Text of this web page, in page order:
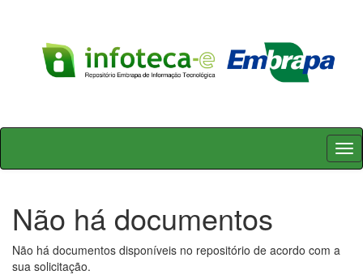
Skip
Não há documentos
Não há documentos disponíveis no repositório de acordo com a
sua solicitação.